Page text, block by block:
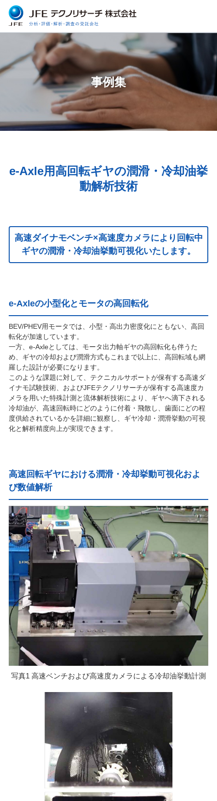
事例集
e-Axle用高回転ギヤの潤滑・冷却油挙
動解析技術
高速ダイナモベンチ×高速度カメラにより回転中
ギヤの潤滑・冷却油挙動可視化いたします。
e-Axleの小型化とモータの高回転化
BEV/PHEV用モータでは、小型・高出力密度化にともない、高回
転化が加速しています。
一方、e-Axleとしては、モータ出力軸ギヤの高回転化も伴うた
め、ギヤの冷却および潤滑方式もこれまで以上に、高回転域も網
羅した設計が必要になります。
このような課題に対して、テクニカルサポートが保有する高速ダ
イナモ試験技術、およびJFEテクノリサーチが保有する高速度カ
メラを用いた特殊計測と流体解析技術により、ギヤへ滴下される
冷却油が、高速回転時にどのように付着・飛散し、歯面にどの程
度供給されているかを詳細に観察し、ギヤ冷却・潤滑挙動の可視
化と解析精度向上が実現できます。
高速回転ギヤにおける潤滑・冷却挙動可視化およ
び数値解析
写真1 高速ベンチおよび高速度カメラによる冷却油挙動計測